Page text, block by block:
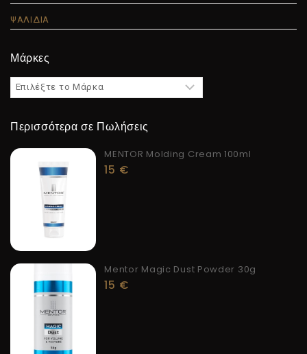
ΨΑΛΙΔΙΑ
Μάρκες
Περισσότερα σε Πωλήσεις
MENTOR Molding Cream 100ml
15 €
Mentor Magic Dust Powder 30g
15 €